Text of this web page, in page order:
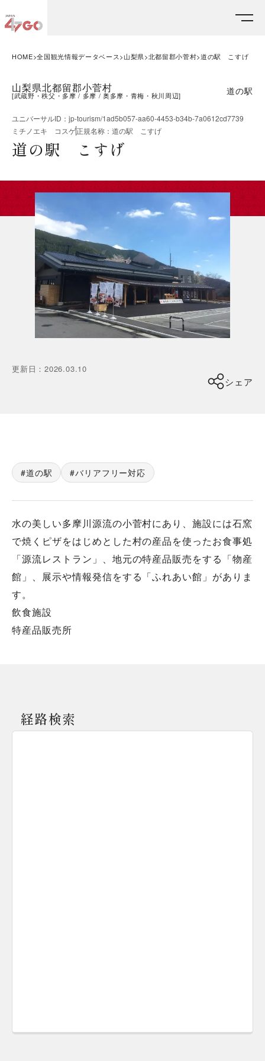
HOME 全国観光情報データベース 山梨県 北都留郡小菅村 道の駅 こすげ
山梨県北都留郡小菅村
[武蔵野・秩父・多摩 多摩 奥多摩・青梅・秋川周辺] 道の駅
ユニバーサルID ： jp-tourism/1ad5b057-aa60-4453-b34b-7a0612cd7739
ミチノエキ コスゲ正規名称 ： 道の駅 こすげ
道の駅 こすげ
更新日 ：2026.03.10
シェア
道の駅 バリアフリー対応
水の美しい多摩川源流の小菅村にあり、施設には石窯
で焼くピザをはじめとした村の産品を使ったお食事処
「源流レストラン」、地元の特産品販売をする「物産
館」、展示や情報発信をする「ふれあい館」がありま
す。
飲食施設
特産品販売所
経路検索